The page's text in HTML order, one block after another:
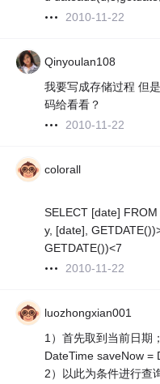
2010-11-22
Qinyoulan108
我要写成存储过程 但
码给看看？
2010-11-22
colorall
SELECT [date]
y, [date],
GETDATE())<7
2010-11-22
luozhongxian001
1）首先取到当前日期；
DateTime saveNow =
2）以此为条件进行查